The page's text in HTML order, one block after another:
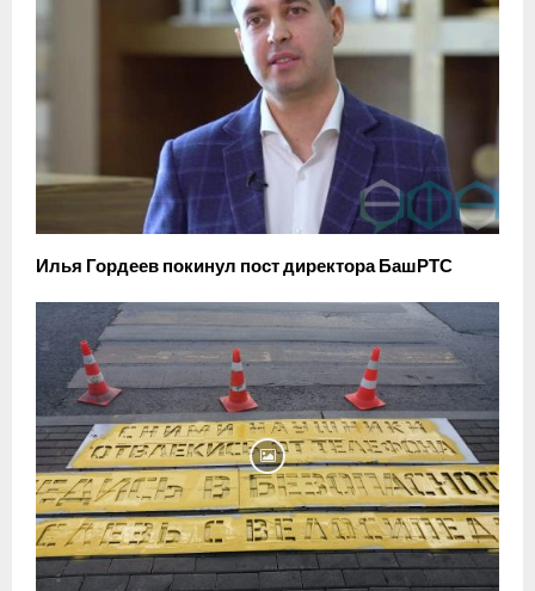
Илья Гордеев покинул пост директора БашРТС